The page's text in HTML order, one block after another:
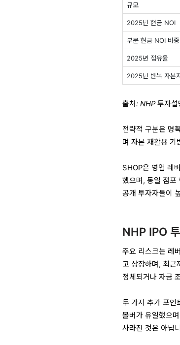
규모
2025년 현금 NOI
부문 현금 NOI 비중
2025년 점유율
2025년 반복 자본
출처: NHP 투자
전략적 구분은 명
며 자본 재활용 기
SHOP은 영업 레
했으며, 동일 점
공개 투자자들이
NHP IPO
주요 리스크는 레
고 상장하며, 최근
정체되거나 자금
두 가지 추가 포인
볼버가 유일했으
사라진 것은 아닙